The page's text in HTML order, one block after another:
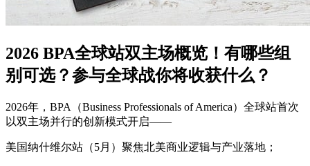
2026 BPA全球站双主场概览！有哪些组
别可选？参与全球战你将收获什么？
2026年，BPA（Business Professionals of America）全球站首次
以双主场并行的创新模式开启——
美国纳什维尔站（5月）聚焦北美商业逻辑与产业落地；